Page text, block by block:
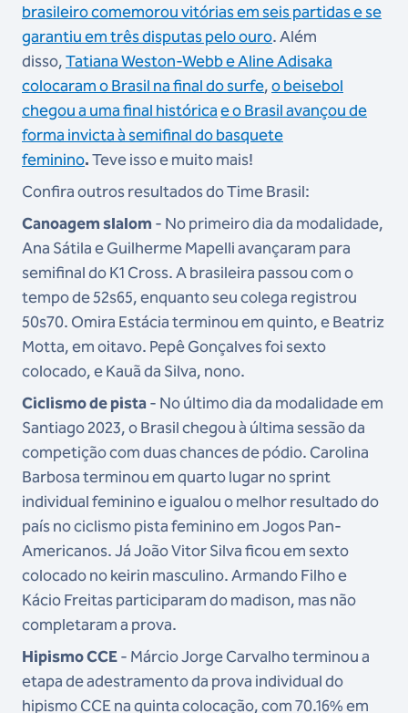
brasileiro comemorou vitórias em seis partidas e se
garantiu em três disputas pelo ouro. Além
disso,Tatiana Weston-Webb e Aline Adisaka
colocaram o Brasil na final do surfe,o beisebol
chegou a uma final históricae o Brasil avançou de
forma invicta à semifinal do basquete
feminino.Teve isso e muito mais!
Confira outros resultados do Time Brasil:
Canoagem slalom - No primeiro dia da modalidade,
Ana Sátila e Guilherme Mapelli avançaram para
semifinal do K1 Cross. A brasileira passou com o
tempo de 52s65, enquanto seu colega registrou
50s70. Omira Estácia terminou em quinto, e Beatriz
Motta, em oitavo. Pepê Gonçalves foi sexto
colocado, e Kauã da Silva, nono.
Ciclismo de pista- No último dia da modalidade em
Santiago 2023, o Brasilchegou à última sessão da
competição com duas chances de pódio. Carolina
Barbosa terminou em quarto lugar no sprint
individual feminino eigualou o melhor resultado do
país no ciclismo pista feminino em Jogos Pan-
Americanos. JáJoão Vitor Silva ficou em sexto
colocado no keirin masculino. Armando Filho e
Kácio Freitas participaram do madison, mas não
completaram a prova.
Hipismo CCE- Márcio Jorge Carvalho terminou a
etapa de adestramento da prova individual do
hipismo CCE na quinta colocação, com70.16% em